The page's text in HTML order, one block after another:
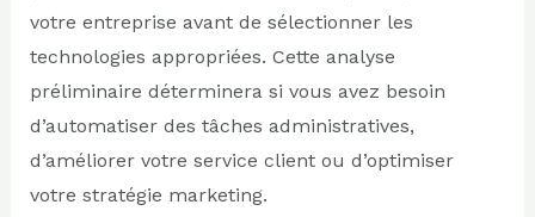
votre entreprise avant de sélectionner les
technologies appropriées. Cette analyse
préliminaire déterminera si vous avez besoin
d’automatiser des tâches administratives,
d’améliorer votre service client ou d’optimiser
votre stratégie marketing.